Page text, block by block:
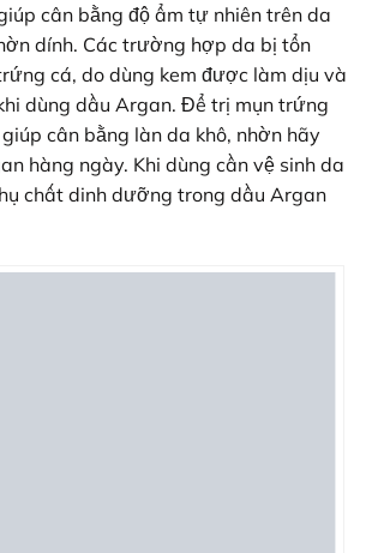
cân bằng độ ẩm tự nhiên trên da
dính. Các trường hợp da bị tổn
cá, do dùng kem được làm dịu và
dùng dầu Argan. Để trị mụn trứng
cân bằng làn da khô, nhờn hãy
hàng ngày. Khi dùng cần vệ sinh da
chất dinh dưỡng trong dầu Argan